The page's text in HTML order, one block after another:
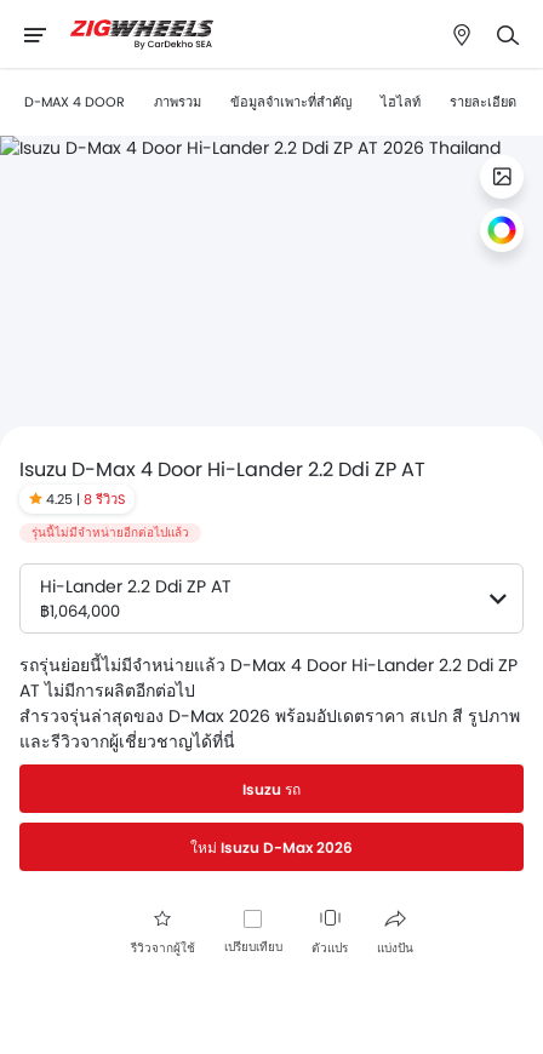
D-MAX 4 DOOR ภาพรวม ข้อมูลจำเพาะที่สำคัญ ไฮไลท์ รายละเอียด
Isuzu D-Max 4 Door Hi-Lander 2.2 Ddi ZP AT
4.25 | 8 รีวิวS
รุ่นนี้ไม่มีจำหน่ายอีกต่อไปแล้ว
Hi-Lander 2.2 Ddi ZP AT
฿1,064,000
รถรุ่นย่อยนี้ไม่มีจำหน่ายแล้ว D-Max 4 Door Hi-Lander 2.2 Ddi ZP
AT ไม่มีการผลิตอีกต่อไป
สำรวจรุ่นล่าสุดของ D-Max 2026 พร้อมอัปเดตราคา สเปก สี รูปภาพ
และรีวิวจากผู้เชี่ยวชาญได้ที่นี่
Isuzu รถ
ใหม่ Isuzu D-Max 2026
รีวิวจากผู้ใช้ เปรียบเทียบ ตัวแปร แบ่งปัน